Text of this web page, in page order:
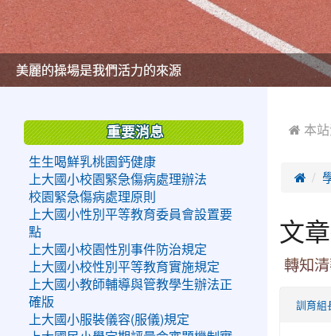
美麗的操場是我們活力的來源
美麗的操場是我們活力的來源
煥然一新的小司令台
煥然一新的小司令台
富含桃園埤塘田園風光意象的中廊
富含桃園埤塘田園風光意象的中廊
嶄新的中庭廣場
嶄新的中庭廣場
水生池生生不息
水生池生生不息
 本站

文
轉知
訓育組
重要消息
生生喝鮮乳桃園鈣健康
上大國小校園緊急傷病處理辦法
校園緊急傷病處理原則
上大國小性別平等教育委員會設置要
點
上大國小校園性別事件防治規定
上大國小校性別平等教育實施規定
上大國小教師輔導與管教學生辦法正
確版
上大國小服裝儀容(服儀)規定